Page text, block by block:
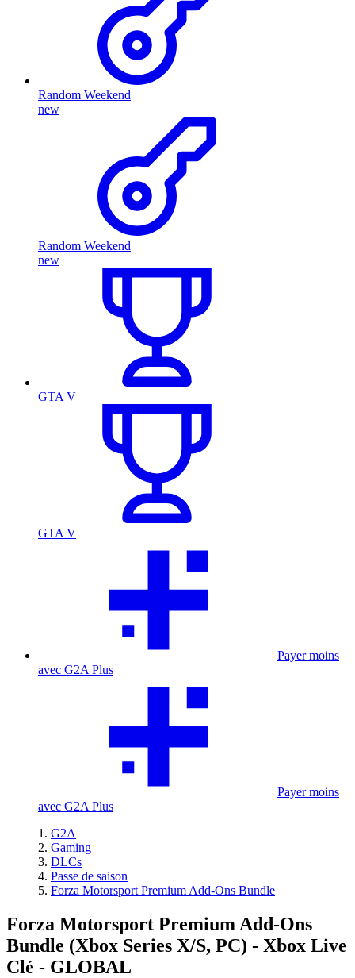
Random Weekend
new
Random Weekend
new
GTA V
GTA V
Payer moins
avec G2A Plus
Payer moins
avec G2A Plus
G2A
Gaming
DLCs
Passe de saison
Forza Motorsport Premium Add-Ons Bundle
Forza Motorsport Premium Add-Ons
Bundle (Xbox Series X/S, PC) - Xbox Live
Clé - GLOBAL